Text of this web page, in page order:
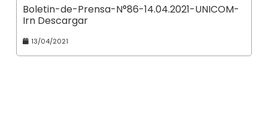
Boletin-de-Prensa-N°86-14.04.2021-UNICOM-
Irn Descargar
13/04/2021